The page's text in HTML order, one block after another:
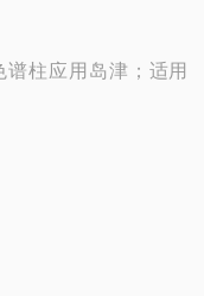
柱应用岛津；适用